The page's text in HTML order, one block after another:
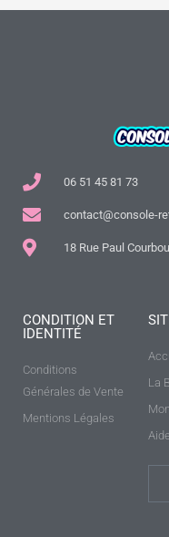
06 51 45 81 73
contact@console-
18 Rue Paul
CONDITION ET
IDENTITÉ
Conditions
Générales de Vente
Mentions Légales
La